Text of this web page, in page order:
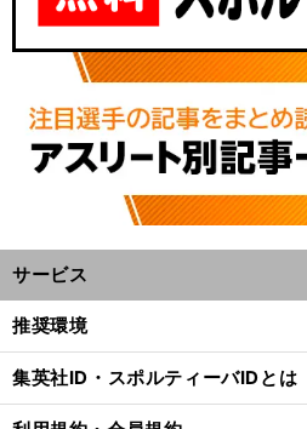
サービス
推奨環境
集英社ID・スポルティーバIDとは